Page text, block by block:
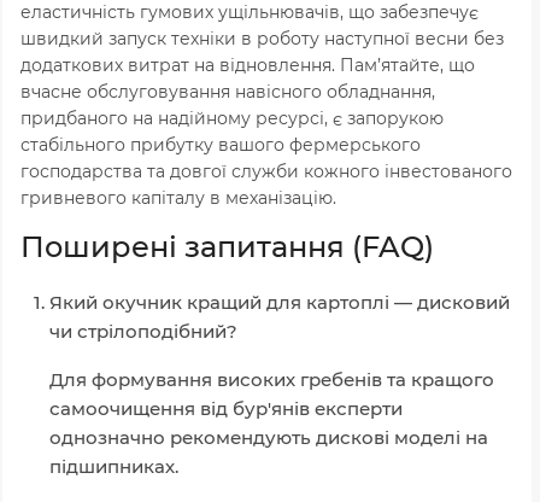
еластичність гумових ущільнювачів, що забезпечує
швидкий запуск техніки в роботу наступної весни без
додаткових витрат на відновлення. Пам’ятайте, що
вчасне обслуговування навісного обладнання,
придбаного на надійному ресурсі, є запорукою
стабільного прибутку вашого фермерського
господарства та довгої служби кожного інвестованого
гривневого капіталу в механізацію.
Поширені запитання (FAQ)
Який окучник кращий для картоплі — дисковий
чи стрілоподібний?
Для формування високих гребенів та кращого
самоочищення від бур'янів експерти
однозначно рекомендують дискові моделі на
підшипниках.